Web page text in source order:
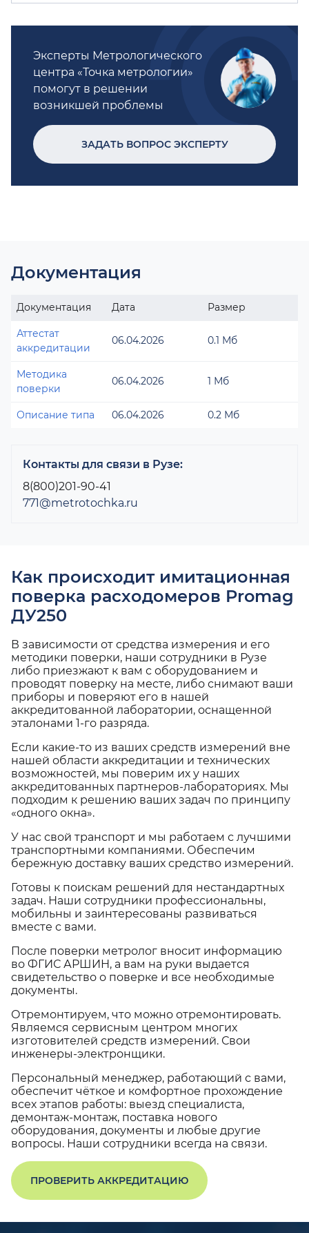
Эксперты Метрологического
центра «Точка метрологии»
помогут в решении
возникшей проблемы
ЗАДАТЬ ВОПРОС ЭКСПЕРТУ
Документация
Документация Дата Размер
Аттестат
аккредитации
06.04.2026 0.1 Мб
Методика
поверки
06.04.2026 1 Мб
Описание типа 06.04.2026 0.2 Мб
Контакты для связи в Рузе:
8(800)201-90-41
771@metrotochka.ru
Как происходит имитационная
поверка расходомеров Promag
ДУ250
В зависимости от средства измерения и его
методики поверки, наши сотрудники в Рузе
либо приезжают к вам с оборудованием и
проводят поверку на месте, либо снимают ваши
приборы и поверяют его в нашей
аккредитованной лаборатории, оснащенной
эталонами 1-го разряда.
Если какие-то из ваших средств измерений вне
нашей области аккредитации и технических
возможностей, мы поверим их у наших
аккредитованных партнеров-лабораториях. Мы
подходим к решению ваших задач по принципу
«одного окна».
У нас свой транспорт и мы работаем с лучшими
транспортными компаниями. Обеспечим
бережную доставку ваших средство измерений.
Готовы к поискам решений для нестандартных
задач. Наши сотрудники профессиональны,
мобильны и заинтересованы развиваться
вместе с вами.
После поверки метролог вносит информацию
во ФГИС АРШИН, а вам на руки выдается
свидетельство о поверке и все необходимые
документы.
Отремонтируем, что можно отремонтировать.
Являемся сервисным центром многих
изготовителей средств измерений. Свои
инженеры-электронщики.
Персональный менеджер, работающий с вами,
обеспечит чёткое и комфортное прохождение
всех этапов работы: выезд специалиста,
демонтаж-монтаж, поставка нового
оборудования, документы и любые другие
вопросы. Наши сотрудники всегда на связи.
ПРОВЕРИТЬ АККРЕДИТАЦИЮ